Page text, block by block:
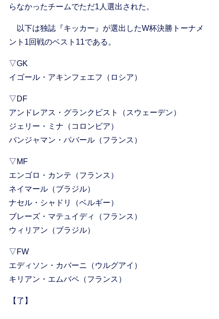
らなかったチームでただ1人選出された。
以下は独誌『キッカー』が選出したW杯決勝トーナメ
ント1回戦のベスト11である。
▽GK
イゴール・アキンフェエフ（ロシア）
▽DF
アンドレアス・グランクビスト（スウェーデン）
ジェリー・ミナ（コロンビア）
バンジャマン・パバール（フランス）
▽MF
エンゴロ・カンテ（フランス）
ネイマール（ブラジル）
ナセル・シャドリ（ベルギー）
ブレーズ・マテュイディ（フランス）
ウィリアン（ブラジル）
▽FW
エディソン・カバーニ（ウルグアイ）
キリアン・エムバペ（フランス）
【了】